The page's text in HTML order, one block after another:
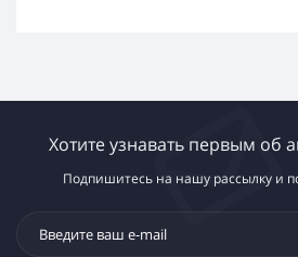
Хотите узнавать первым об
Подпишитесь на нашу рассылку и